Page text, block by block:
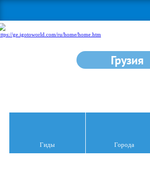
Грузия
Гиды Города